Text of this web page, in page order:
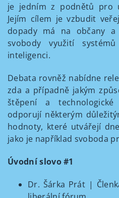
je jedním z podnětů pro
Jejím cílem je vzbudit
dopady má na občany
svobody využití
inteligenci.
Debata rovněž nabídne
zda a případně jakým
štěpení a
odporují některým
hodnoty, které utvářejí
jako je například svoboda
Úvodní slovo #1
Dr. Šárka Prát |